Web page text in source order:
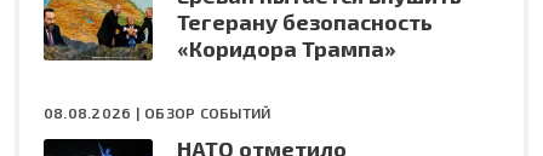
Тегерану безопасность
«Коридора Трампа»
08.08.2026 | ОБЗОР СОБЫТИЙ
НАТО отметило